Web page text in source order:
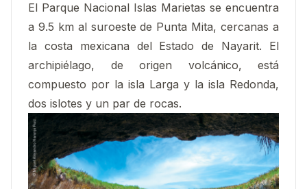
El Parque Nacional Islas Marietas se encuentra
a 9.5 km al suroeste de Punta Mita, cercanas a
la costa mexicana del Estado de Nayarit. El
archipiélago, de origen volcánico, está
compuesto por la isla Larga y la isla Redonda,
dos islotes y un par de rocas.